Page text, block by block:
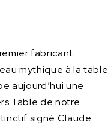
fabricant
mythique à la table
aujourd’hui une
Table de notre
signé Claude